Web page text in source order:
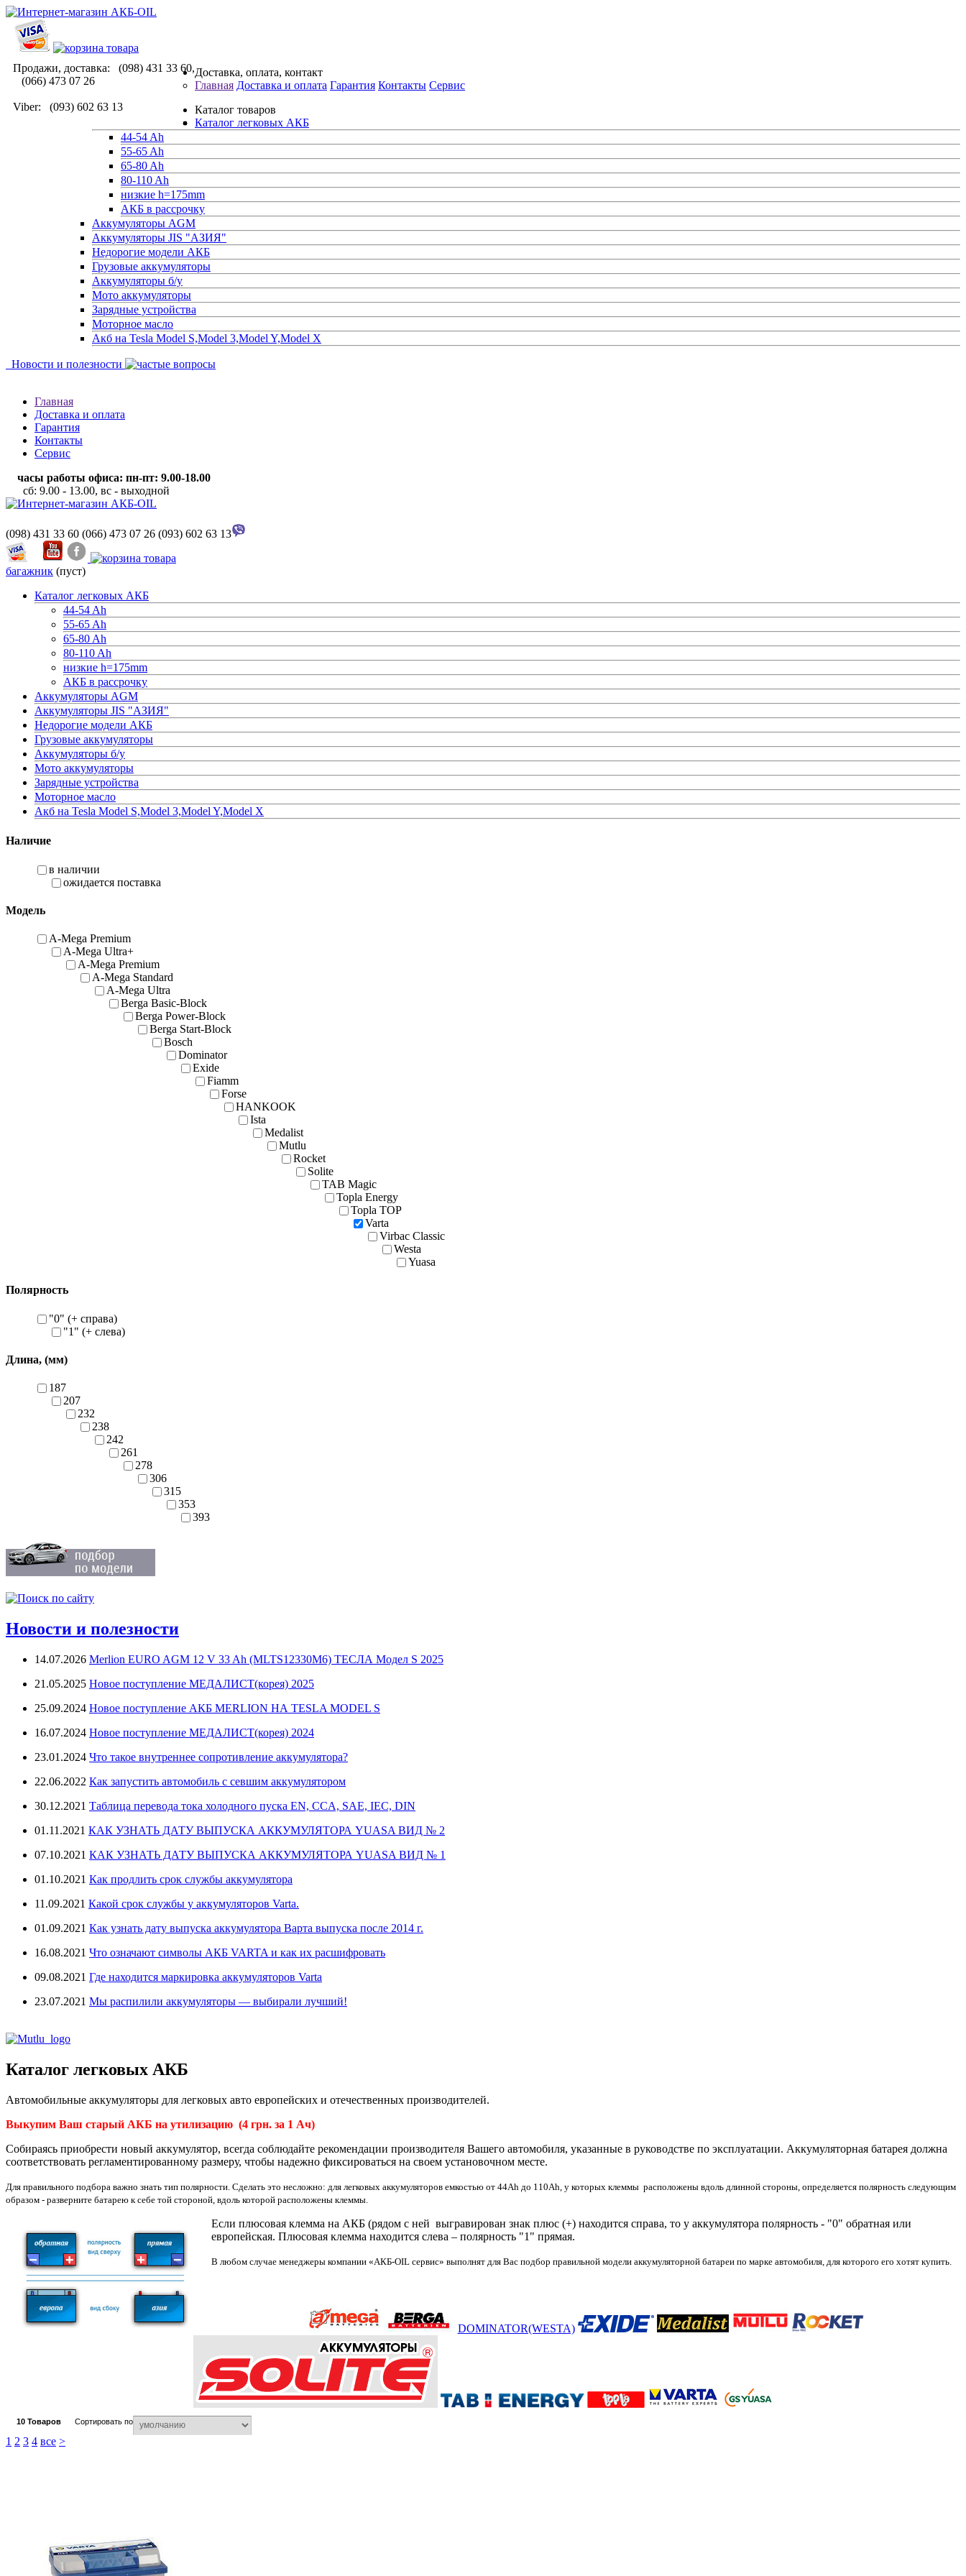
Продажи, доставка: (098) 431 33 60,
(066) 473 07 26
Viber: (093) 602 63 13
Доставка, оплата, контакт
Главная Доставка и оплата Гарантия Контакты Сервис
Каталог товаров
Каталог легковых АКБ
44-54 Ah
55-65 Ah
65-80 Ah
80-110 Ah
низкие h=175mm
АКБ в рассрочку
Аккумуляторы AGM
Аккумуляторы JIS "АЗИЯ"
Недорогие модели АКБ
Грузовые аккумуляторы
Аккумуляторы б/у
Мото аккумуляторы
Зарядные устройства
Моторное масло
Акб на Tesla Model S,Model 3,Model Y,Model X
Новости и полезности
Главная
Доставка и оплата
Гарантия
Контакты
Сервис
часы работы офиса: пн-пт: 9.00-18.00
сб: 9.00 - 13.00, вс - выходной
(098) 431 33 60 (066) 473 07 26 (093) 602 63 13
багажник (пуст)
Каталог легковых АКБ
44-54 Ah
55-65 Ah
65-80 Ah
80-110 Ah
низкие h=175mm
АКБ в рассрочку
Аккумуляторы AGM
Аккумуляторы JIS "АЗИЯ"
Недорогие модели АКБ
Грузовые аккумуляторы
Аккумуляторы б/у
Мото аккумуляторы
Зарядные устройства
Моторное масло
Акб на Tesla Model S,Model 3,Model Y,Model X
Наличие
в наличии
ожидается поставка
Модель
A-Mega Premium
A-Mega Ultra+
A-Mega Premium
A-Mega Standard
A-Mega Ultra
Berga Basic-Block
Berga Power-Block
Berga Start-Block
Bosch
Dominator
Exide
Fiamm
Forse
HANKOOK
Ista
Medalist
Mutlu
Rocket
Solite
TAB Magic
Topla Energy
Topla TOP
Varta
Virbac Classic
Westa
Yuasa
Полярность
"0" (+ справа)
"1" (+ слева)
Длина, (мм)
187
207
232
238
242
261
278
306
315
353
393
Новости и полезности
14.07.2026 Merlion EURO AGM 12 V 33 Ah (MLTS12330M6) ТЕСЛА Модел S 2025
21.05.2025 Новое поступление МЕДАЛИСТ(корея) 2025
25.09.2024 Новое поступление АКБ MERLION НА TESLA MODEL S
16.07.2024 Новое поступление МЕДАЛИСТ(корея) 2024
23.01.2024 Что такое внутреннее сопротивление аккумулятора?
22.06.2022 Как запустить автомобиль с севшим аккумулятором
30.12.2021 Таблица перевода тока холодного пуска EN, CCA, SAE, IEC, DIN
01.11.2021 КАК УЗНАТЬ ДАТУ ВЫПУСКА АККУМУЛЯТОРА YUASA ВИД № 2
07.10.2021 КАК УЗНАТЬ ДАТУ ВЫПУСКА АККУМУЛЯТОРА YUASA ВИД № 1
01.10.2021 Как продлить срок службы аккумулятора
11.09.2021 Какой срок службы у аккумуляторов Varta.
01.09.2021 Как узнать дату выпуска аккумулятора Варта выпуска после 2014 г.
16.08.2021 Что означают символы АКБ VARTA и как их расшифровать
09.08.2021 Где находится маркировка аккумуляторов Varta
23.07.2021 Мы распилили аккумуляторы — выбирали лучший!
Каталог легковых АКБ
Автомобильные аккумуляторы для легковых авто европейских и отечественных производителей.
Выкупим Ваш старый АКБ на утилизацию (4 грн. за 1 Ач)
Собираясь приобрести новый аккумулятор, всегда соблюдайте рекомендации производителя Вашего автомобиля, указанные в руководстве по эксплуатации. Аккумуляторная батарея должна
соответствовать регламентированному размеру, чтобы надежно фиксироваться на своем установочном месте.
Для правильного подбора важно знать тип полярности. Сделать это несложно: для легковых аккумуляторов емкостью от 44Ah до 110Ah, у которых клеммы расположены вдоль длинной стороны, определяется полярность следующим
образом - разверните батарею к себе той стороной, вдоль которой расположены клеммы.
Если плюсовая клемма на АКБ (рядом с ней выгравирован знак плюс (+) находится справа, то у аккумулятора полярность - "0" обратная или
европейская. Плюсовая клемма находится слева – полярность "1" прямая.
В любом случае менеджеры компании «АКБ-OIL сервис» выполнят для Вас подбор правильной модели аккумуляторной батареи по марке автомобиля, для которого его хотят купить.
DOMINATOR(WESTA)
10 Товаров Сортировать по
1 2 3 4 все >